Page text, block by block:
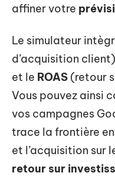
affiner votre
Le simulateur
d’acquisition
et le ROAS (retour
Vous pouvez ainsi
vos campagnes
trace la frontière
et l’acquisition sur
retour sur